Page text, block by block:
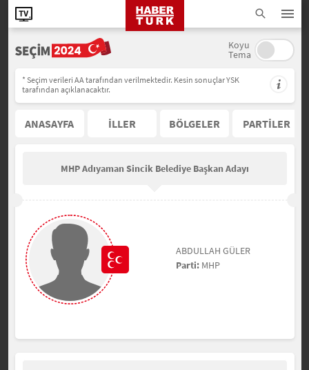
Koyu
Tema
* Seçim verileri AA tarafından verilmektedir. Kesin sonuçlar YSK
tarafından açıklanacaktır.
ANASAYFA İLLER BÖLGELER PARTİLER
MHP Adıyaman Sincik Belediye Başkan Adayı
ABDULLAH GÜLER
Parti: MHP